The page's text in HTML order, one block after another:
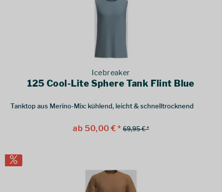
Icebreaker
125 Cool-Lite Sphere Tank Flint Blue
Tanktop aus Merino-Mix: kühlend, leicht & schnelltrocknend
ab 50,00 € * 69,95 € *